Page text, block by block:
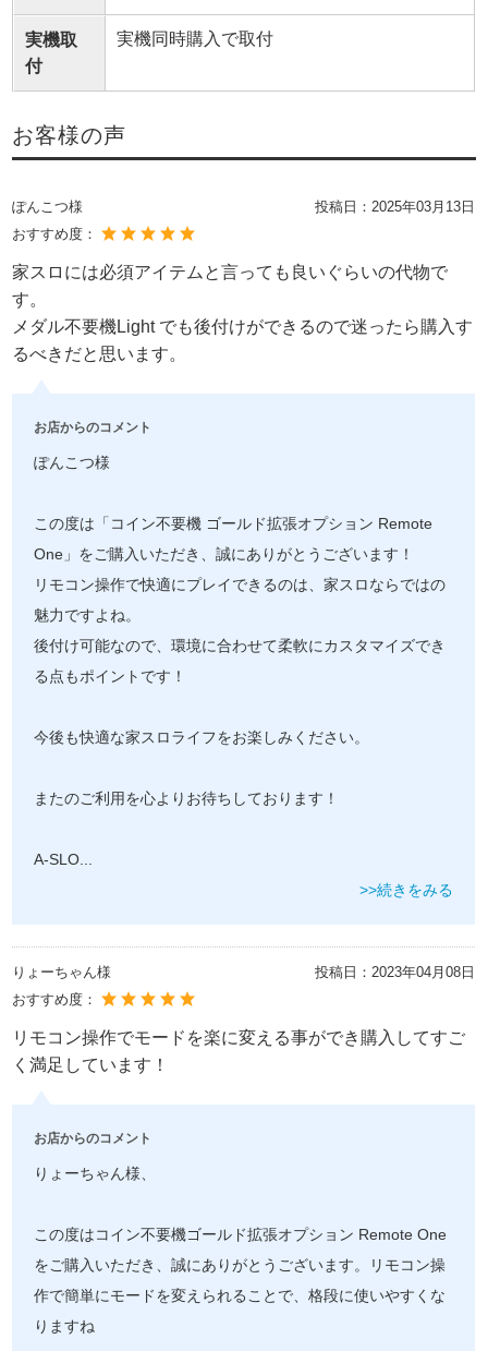
実機取
付
実機同時購入で取付
お客様の声
ぽんこつ様 投稿日： 2025年03月13日
おすすめ度：
家スロには必須アイテムと言っても良いぐらいの代物で
す。
メダル不要機Light でも後付けができるので迷ったら購入す
るべきだと思います。
お店からのコメント
ぽんこつ様
この度は「コイン不要機 ゴールド拡張オプション Remote
One」をご購入いただき、誠にありがとうございます！
リモコン操作で快適にプレイできるのは、家スロならではの
魅力ですよね。
後付け可能なので、環境に合わせて柔軟にカスタマイズでき
る点もポイントです！
今後も快適な家スロライフをお楽しみください。
またのご利用を心よりお待ちしております！
A-SLO
>>続きをみる
りょーちゃん様 投稿日： 2023年04月08日
おすすめ度：
リモコン操作でモードを楽に変える事ができ購入してすご
く満足しています！
お店からのコメント
りょーちゃん様、
この度はコイン不要機ゴールド拡張オプション Remote One
をご購入いただき、誠にありがとうございます。リモコン操
作で簡単にモードを変えられることで、格段に使いやすくな
りますね